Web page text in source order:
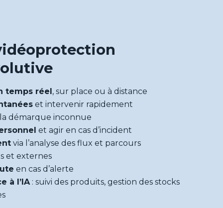
temps réel, sur place ou à distance
et intervenir rapidement
démarque inconnue
et agir en cas d’incident
via l’analyse des flux et parcours
et externes
en cas d’alerte
à l’IA : suivi des produits, gestion des stocks